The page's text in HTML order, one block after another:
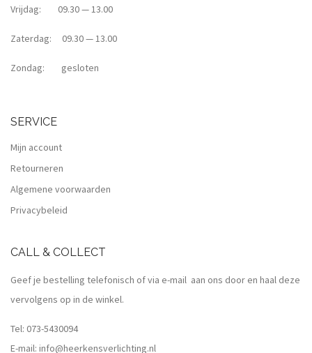
Vrijdag: 09.30 — 13.00
Zaterdag: 09.30 — 13.00
Zondag: gesloten
SERVICE
Mijn account
Retourneren
Algemene voorwaarden
Privacybeleid
CALL & COLLECT
Geef je bestelling telefonisch of via e-mail aan ons door en haal deze
vervolgens op in de winkel.
Tel: 073-5430094
E-mail: info@heerkensverlichting.nl